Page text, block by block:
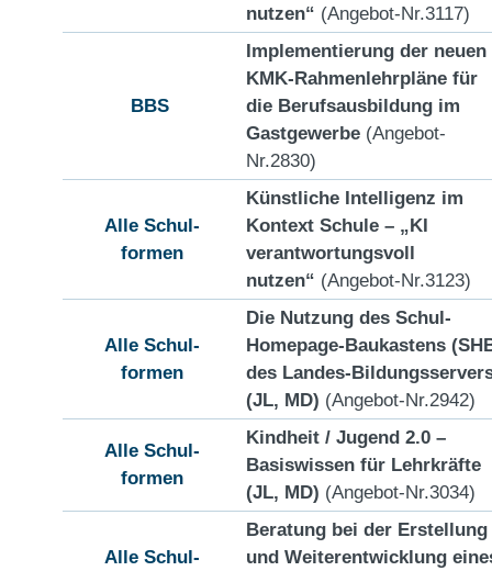
nutzen“ (Angebot-Nr.3117)
BBS
Implementierung der neuen
KMK-Rahmenlehrpläne für
die Berufsausbildung im
Gastgewerbe (Angebot-
Nr.2830)
Alle Schul-
formen
Künstliche Intelligenz im
Kontext Schule – „KI
verantwortungsvoll
nutzen“ (Angebot-Nr.3123)
Alle Schul-
formen
Die Nutzung des Schul-
Homepage-Baukastens
des Landes-
(JL, MD) (Angebot-Nr.2942)
Alle Schul-
formen
Kindheit / Jugend 2.0 –
Basiswissen für Lehrkräfte
(JL, MD) (Angebot-Nr.3034)
Alle Schul-
Beratung bei der Erstellung
und Weiterentwicklung